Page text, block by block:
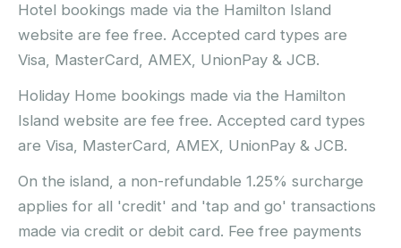
Hotel bookings made via the Hamilton Island
website are fee free. Accepted card types are
Visa, MasterCard, AMEX, UnionPay & JCB.
Holiday Home bookings made via the Hamilton
Island website are fee free. Accepted card types
are Visa, MasterCard, AMEX, UnionPay & JCB.
On the island, a non-refundable 1.25% surcharge
applies for all 'credit' and 'tap and go' transactions
made via credit or debit card. Fee free payments